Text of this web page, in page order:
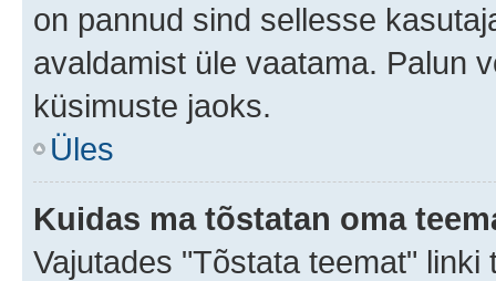
on pannud sind sellesse
avaldamist üle vaatama. Palun
küsimuste jaoks.
Üles
Kuidas ma tõstatan oma
Vajutades "Tõstata teemat"